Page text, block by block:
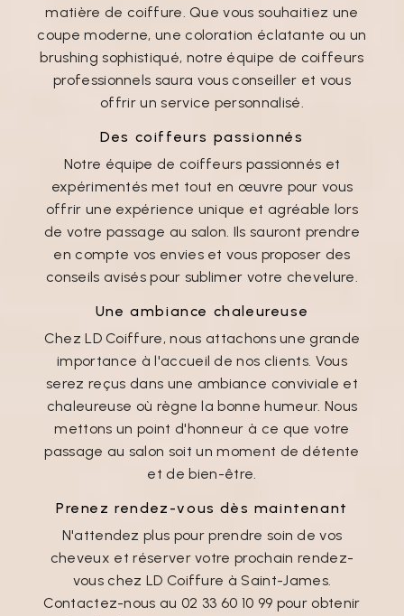
matière de coiffure. Que vous souhaitiez une
coupe moderne, une coloration éclatante ou un
brushing sophistiqué, notre équipe de coiffeurs
professionnels saura vous conseiller et vous
offrir un service personnalisé.
Des coiffeurs passionnés
Notre équipe de coiffeurs passionnés et
expérimentés met tout en œuvre pour vous
offrir une expérience unique et agréable lors
de votre passage au salon. Ils sauront prendre
en compte vos envies et vous proposer des
conseils avisés pour sublimer votre chevelure.
Une ambiance chaleureuse
Chez LD Coiffure, nous attachons une grande
importance à l'accueil de nos clients. Vous
serez reçus dans une ambiance conviviale et
chaleureuse où règne la bonne humeur. Nous
mettons un point d'honneur à ce que votre
passage au salon soit un moment de détente
et de bien-être.
Prenez rendez-vous dès maintenant
N'attendez plus pour prendre soin de vos
cheveux et réserver votre prochain rendez-
vous chez LD Coiffure à Saint-James.
Contactez-nous au 02 33 60 10 99 pour obtenir